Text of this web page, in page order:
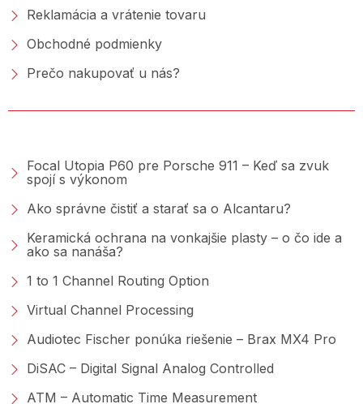
Reklamácia a vrátenie tovaru
Obchodné podmienky
Prečo nakupovať u nás?
Focal Utopia P60 pre Porsche 911 – Keď sa zvuk
spojí s výkonom
Ako správne čistiť a starať sa o Alcantaru?
Keramická ochrana na vonkajšie plasty – o čo ide a
ako sa nanáša?
1 to 1 Channel Routing Option
Virtual Channel Processing
Audiotec Fischer ponúka riešenie – Brax MX4 Pro
DiSAC – Digital Signal Analog Controlled
ATM – Automatic Time Measurement